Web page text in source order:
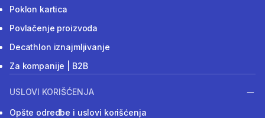
Poklon kartica
Povlačenje proizvoda
Decathlon iznajmljivanje
Za kompanije | B2B
USLOVI KORIŠĆENJA
Opšte odredbe i uslovi korišćenja